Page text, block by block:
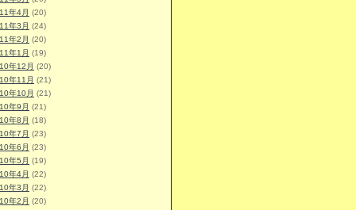
年4月 (20)
年3月 (24)
年2月 (20)
年1月 (19)
年12月 (20)
年11月 (21)
年10月 (21)
年9月 (21)
年8月 (18)
年7月 (23)
年6月 (23)
年5月 (19)
年4月 (22)
年3月 (22)
年2月 (20)